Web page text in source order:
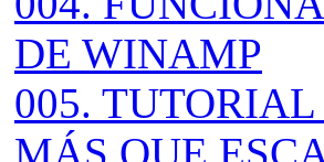
DE WINAMP
005.
MÁS QUE